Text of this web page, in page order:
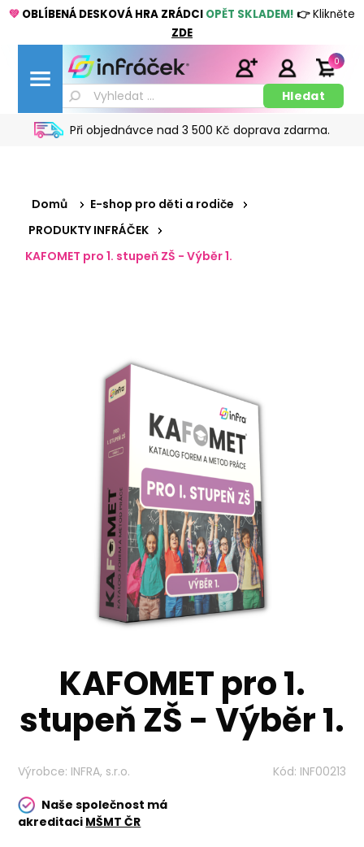
💚 OBLÍBENÁ DESKOVÁ HRA ZRÁDCI OPĚT SKLADEM! 👉Klikněte
ZDE
Při objednávce nad 3 500 Kč doprava zdarma.
0
Domů
E-shop pro děti a rodiče
PRODUKTY INFRÁČEK
KAFOMET pro 1. stupeň ZŠ - Výběr 1.
KAFOMET pro 1.
stupeň ZŠ - Výběr 1.
Výrobce: INFRA, s.r.o. Kód: INF00213
Naše společnost má
akreditaci MŠMT ČR